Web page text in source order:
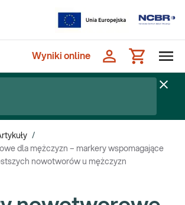
Wyniki online
/
dla mężczyzn – markery wspomagające
nowotworów u mężczyzn